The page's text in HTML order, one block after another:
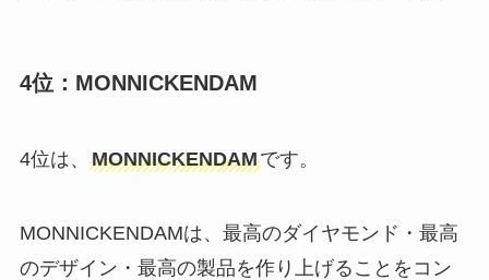
4位：MONNICKENDAM
4位は、 MONNICKENDAMです。
MONNICKENDAMは、最高のダイヤモンド・最高
のデザイン・最高の製品を作り上げることをコン